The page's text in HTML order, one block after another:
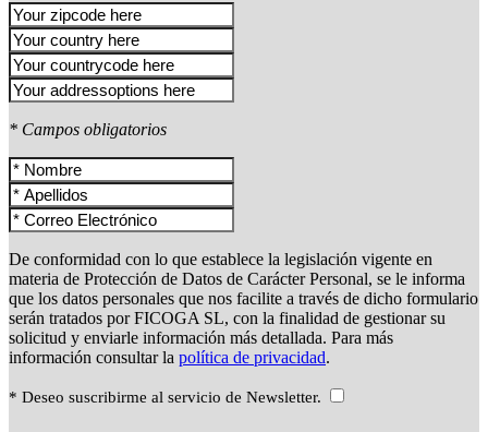
* Campos obligatorios
De conformidad con lo que establece la legislación vigente en
materia de Protección de Datos de Carácter Personal, se le informa
que los datos personales que nos facilite a través de dicho formulario
serán tratados por FICOGA SL, con la finalidad de gestionar su
solicitud y enviarle información más detallada. Para más
información consultar la política de privacidad.
* Deseo suscribirme al servicio de Newsletter.